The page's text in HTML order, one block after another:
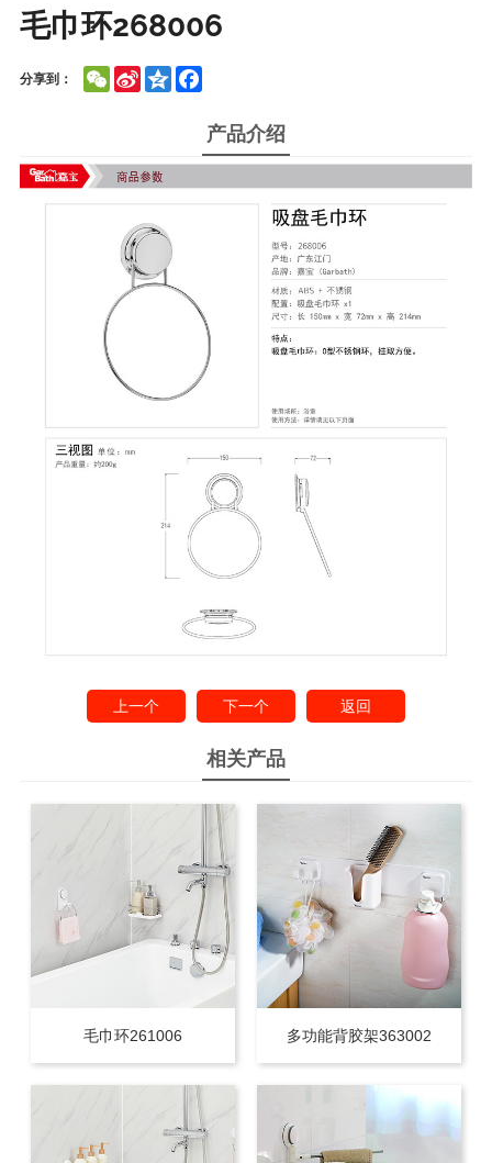
毛巾环268006
分享到： WeChatSina
Weibo
Qzone
产品介绍
上一个 下一个 返回
相关产品
毛巾环261006 多功能背胶架363002